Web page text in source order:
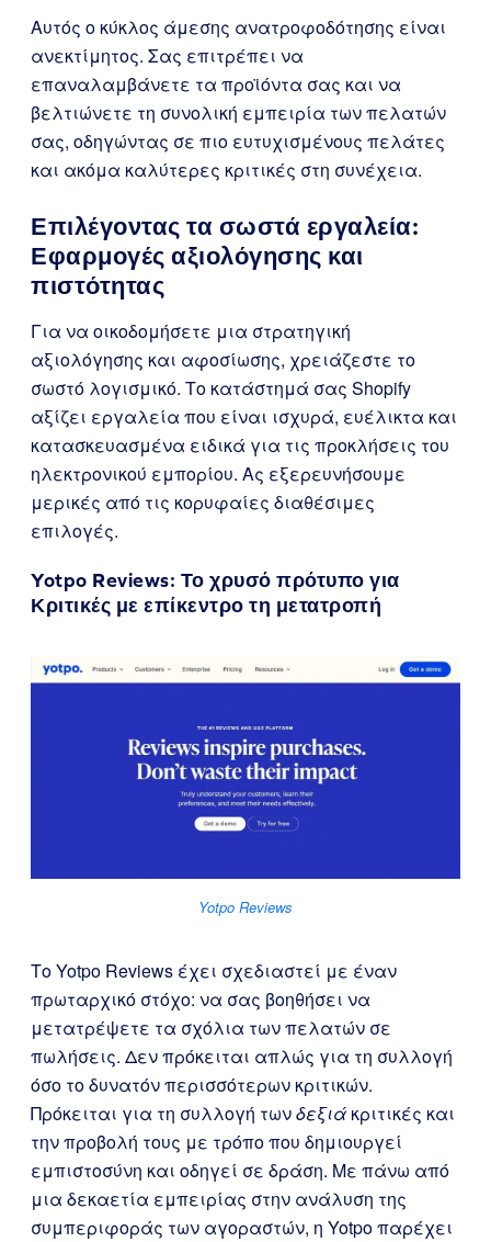
Αυτός ο κύκλος άμεσης ανατροφοδότησης είναι
ανεκτίμητος. Σας επιτρέπει να
επαναλαμβάνετε τα προϊόντα σας και να
βελτιώνετε τη συνολική εμπειρία των πελατών
σας, οδηγώντας σε πιο ευτυχισμένους πελάτες
και ακόμα καλύτερες κριτικές στη συνέχεια.
Επιλέγοντας τα σωστά εργαλεία:
Εφαρμογές αξιολόγησης και
πιστότητας
Για να οικοδομήσετε μια στρατηγική
αξιολόγησης και αφοσίωσης, χρειάζεστε το
σωστό λογισμικό. Το κατάστημά σας Shopify
αξίζει εργαλεία που είναι ισχυρά, ευέλικτα και
κατασκευασμένα ειδικά για τις προκλήσεις του
ηλεκτρονικού εμπορίου. Ας εξερευνήσουμε
μερικές από τις κορυφαίες διαθέσιμες
επιλογές.
Yotpo Reviews: Το χρυσό πρότυπο για
Κριτικές με επίκεντρο τη μετατροπή
Yotpo Reviews
Το Yotpo Reviews έχει σχεδιαστεί με έναν
πρωταρχικό στόχο: να σας βοηθήσει να
μετατρέψετε τα σχόλια των πελατών σε
πωλήσεις. Δεν πρόκειται απλώς για τη συλλογή
όσο το δυνατόν περισσότερων κριτικών.
Πρόκειται για τη συλλογή τωνδεξιά κριτικές και
την προβολή τους με τρόπο που δημιουργεί
εμπιστοσύνη και οδηγεί σε δράση. Με πάνω από
μια δεκαετία εμπειρίας στην ανάλυση της
συμπεριφοράς των αγοραστών, η Yotpo παρέχει